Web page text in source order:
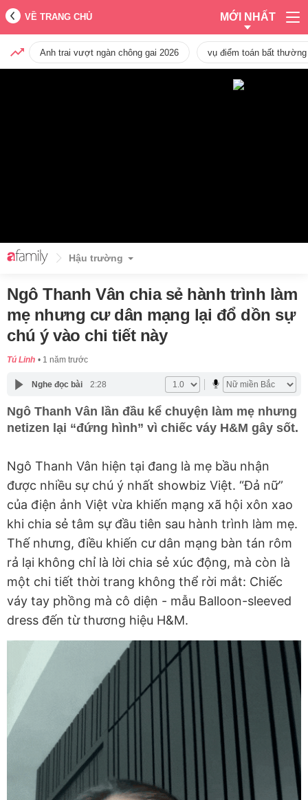
VỀ TRANG CHỦ MỚI NHẤT
Anh trai vượt ngàn chông gai 2026 vụ điểm toán bất
Hậu trường
Ngô Thanh Vân chia sẻ hành trình làm
mẹ nhưng cư dân mạng lại đổ dồn sự
chú ý vào chi tiết này
Tú Linh 1 năm trước
Nghe đọc bài 2:28
Ngô Thanh Vân lần đầu kể chuyện làm mẹ nhưng
netizen lại “đứng hình” vì chiếc váy H&M gây sốt.
Ngô Thanh Vân hiện tại đang là mẹ bầu nhận
được nhiều sự chú ý nhất showbiz Việt. “Đả nữ”
của điện ảnh Việt vừa khiến mạng xã hội xôn xao
khi chia sẻ tâm sự đầu tiên sau hành trình làm mẹ.
Thế nhưng, điều khiến cư dân mạng bàn tán rôm
rả lại không chỉ là lời chia sẻ xúc động, mà còn là
một chi tiết thời trang không thể rời mắt: Chiếc
váy tay phồng mà cô diện - mẫu Balloon-sleeved
dress đến từ thương hiệu H&M.